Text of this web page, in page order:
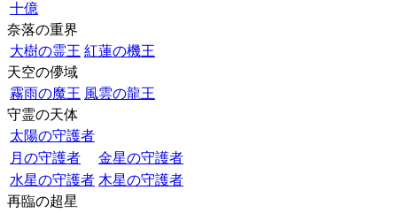
十億
奈落の重界
大樹の霊王 紅蓮の機王
天空の儚域
霧雨の魔王 風雲の龍王
守霊の天体
太陽の守護者
月の守護者
金星の守護者
水星の守護者 木星の守護者
再臨の超星